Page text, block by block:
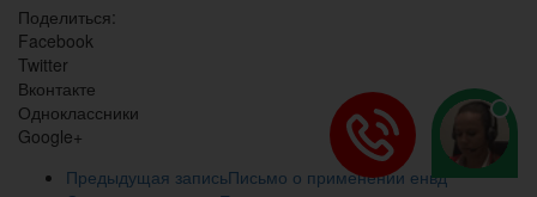
Поделиться:
Facebook
Twitter
Вконтакте
Одноклассники
Google+
Предыдущая записьПисьмо о применении енвд